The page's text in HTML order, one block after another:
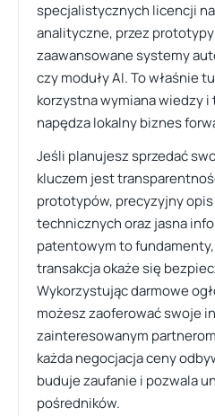
specjalistycznych licencji
analityczne, przez prototypy
zaawansowane systemy
czy moduły AI. To właśnie
korzystna wymiana wiedzy
napędza lokalny biznes
Jeśli planujesz sprzedać
kluczem jest
prototypów, precyzyjny
technicznych oraz jasna
patentowym to
transakcja okaże się
Wykorzystując darmowe
możesz zaoferować swoje
zainteresowanym
każda negocjacja ceny
buduje zaufanie i pozwala
pośredników.